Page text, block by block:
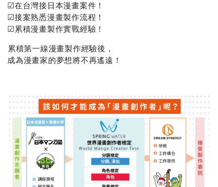
☑︎在台灣接日本漫畫案件！
☑︎接案熟悉漫畫製作流程！
☑︎累積漫畫製作實戰經驗！
累積第一線漫畫製作經驗後，
成為漫畫家的夢想將不再遙遠！